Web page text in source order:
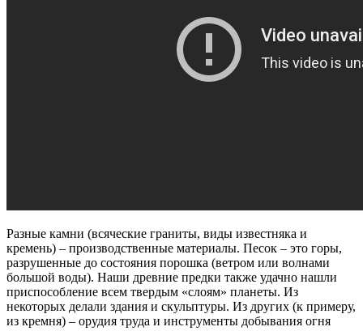
Разные камни (всяческие граниты, виды известняка и
кремень) – производственные материалы. Песок – это горы,
разрушенные до состояния порошка (ветром или волнами
большой воды). Наши древние предки также удачно нашли
приспособление всем твердым «слоям» планеты. Из
некоторых делали здания и скульптуры. Из других (к примеру,
из кремня) – орудия труда и инструменты добывания огня